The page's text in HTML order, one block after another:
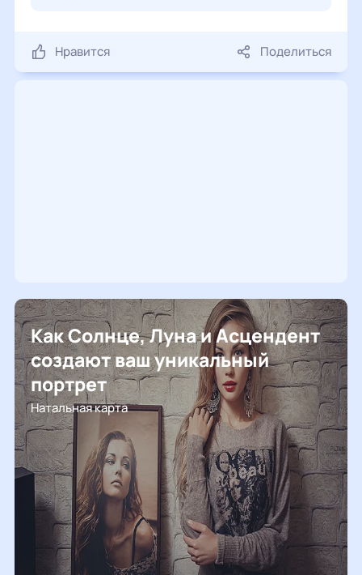
Нравится Поделиться
Как Солнце, Луна и Асцендент
создают ваш уникальный
портрет
Натальная карта